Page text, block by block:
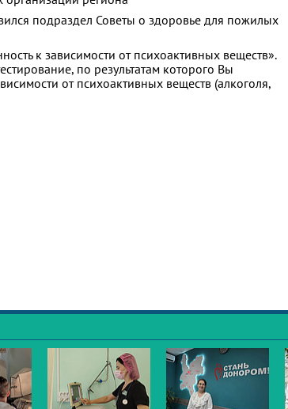
подраздел Советы о здоровье для пожилых
к зависимости от психоактивных веществ».
по результатам которого Вы
от психоактивных веществ (алкоголя,